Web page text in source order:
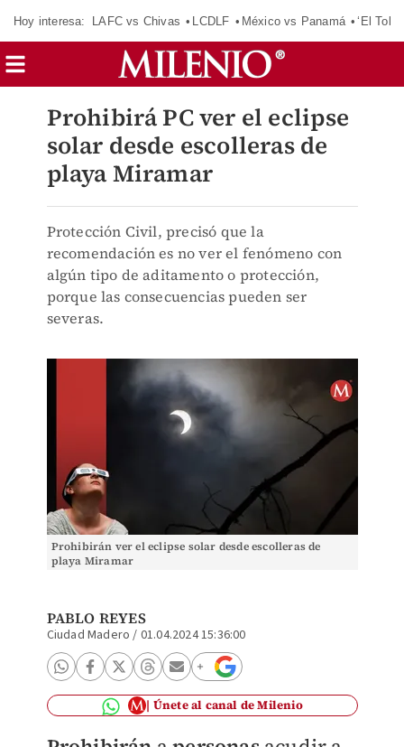
Hoy interesa: LAFC vs Chivas LCDLF México vs Panamá ‘El
Prohibirá PC ver el eclipse
solar desde escolleras de
playa Miramar
Protección Civil, precisó que la
recomendación es no ver el fenómeno con
algún tipo de aditamento o protección,
porque las consecuencias pueden ser
severas.
Prohibirán ver el eclipse solar desde escolleras de
playa Miramar
PABLO REYES
Ciudad Madero / 01.04.2024 15:36:00
Únete al canal de Milenio